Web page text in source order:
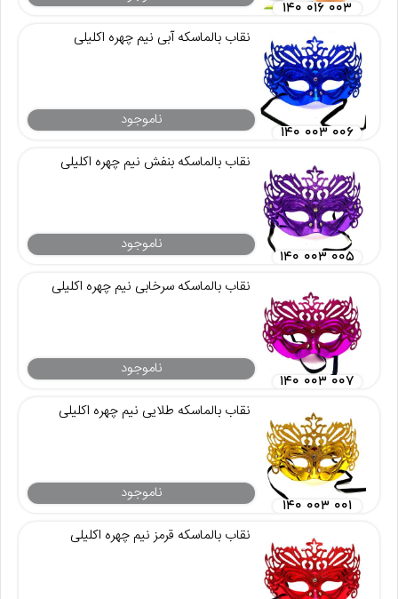
۱۴۰ ۰۱۶ ۰۰۳
نقاب بالماسکه آبی نیم چهره اکلیلی
ناموجود
۱۴۰ ۰۰۳ ۰۰۶
نقاب بالماسکه بنفش نیم چهره اکلیلی
ناموجود
۱۴۰ ۰۰۳ ۰۰۵
نقاب بالماسکه سرخابی نیم چهره اکلیلی
ناموجود
۱۴۰ ۰۰۳ ۰۰۷
نقاب بالماسکه طلایی نیم چهره اکلیلی
ناموجود
۱۴۰ ۰۰۳ ۰۰۱
نقاب بالماسکه قرمز نیم چهره اکلیلی